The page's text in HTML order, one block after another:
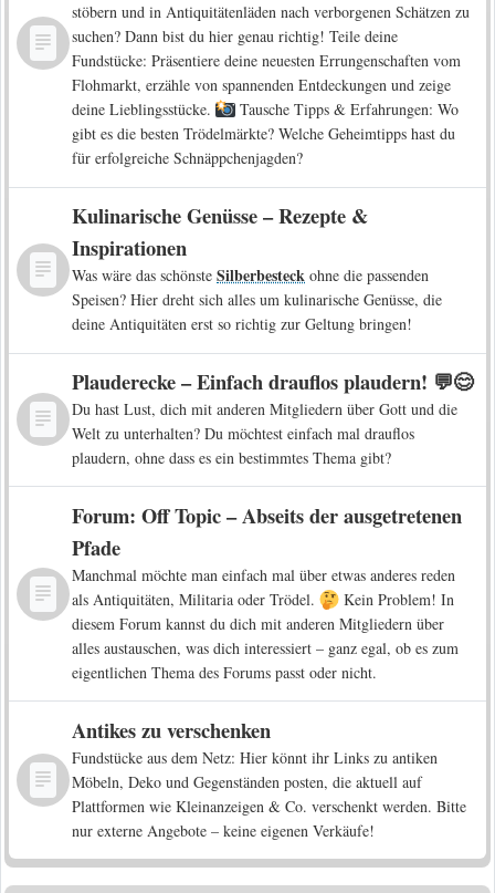
stöbern und in Antiquitätenläden nach verborgenen Schätzen zu
suchen? Dann bist du hier genau richtig! Teile deine
Fundstücke: Präsentiere deine neuesten Errungenschaften vom
Flohmarkt, erzähle von spannenden Entdeckungen und zeige
deine Lieblingsstücke.
Tausche Tipps & Erfahrungen: Wo
gibt es die besten Trödelmärkte? Welche Geheimtipps hast du
für erfolgreiche Schnäppchenjagden?
Kulinarische Genüsse – Rezepte &
Inspirationen
Was wäre das schönsteSilberbesteck ohne die passenden
Speisen? Hier dreht sich alles um kulinarische Genüsse, die
deine Antiquitäten erst so richtig zur Geltung bringen!
Plauderecke – Einfach drauflos plaudern! 💬😊
Du hast Lust, dich mit anderen Mitgliedern über Gott und die
Welt zu unterhalten? Du möchtest einfach mal drauflos
plaudern, ohne dass es ein bestimmtes Thema gibt?
Forum: Off Topic – Abseits der ausgetretenen
Pfade
Manchmal möchte man einfach mal über etwas anderes reden
als Antiquitäten, Militaria oder Trödel.
Kein Problem! In
diesem Forum kannst du dich mit anderen Mitgliedern über
alles austauschen, was dich interessiert – ganz egal, ob es zum
eigentlichen Thema des Forums passt oder nicht.
Antikes zu verschenken
Fundstücke aus dem Netz: Hier könnt ihr Links zu antiken
Möbeln, Deko und Gegenständen posten, die aktuell auf
Plattformen wie Kleinanzeigen & Co. verschenkt werden. Bitte
nur externe Angebote – keine eigenen Verkäufe!